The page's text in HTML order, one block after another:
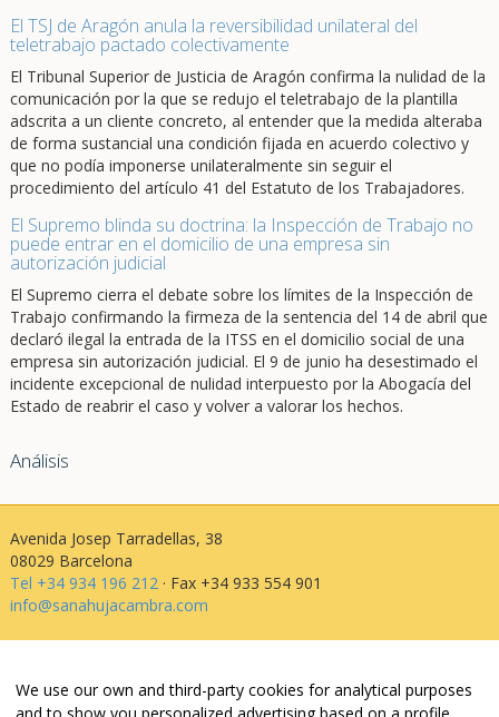
El TSJ de Aragón anula la reversibilidad unilateral del
teletrabajo pactado colectivamente
El Tribunal Superior de Justicia de Aragón confirma la nulidad de la
comunicación por la que se redujo el teletrabajo de la plantilla
adscrita a un cliente concreto, al entender que la medida alteraba
de forma sustancial una condición fijada en acuerdo colectivo y
que no podía imponerse unilateralmente sin seguir el
procedimiento del artículo 41 del Estatuto de los Trabajadores.
El Supremo blinda su doctrina: la Inspección de Trabajo no
puede entrar en el domicilio de una empresa sin
autorización judicial
El Supremo cierra el debate sobre los límites de la Inspección de
Trabajo confirmando la firmeza de la sentencia del 14 de abril que
declaró ilegal la entrada de la ITSS en el domicilio social de una
empresa sin autorización judicial. El 9 de junio ha desestimado el
incidente excepcional de nulidad interpuesto por la Abogacía del
Estado de reabrir el caso y volver a valorar los hechos.
Análisis
Avenida Josep Tarradellas, 38
08029 Barcelona
Tel +34 934 196 212· Fax +34 933 554 901
info@sanahujacambra.com
Política de privacidad
We use our own and third-party cookies for analytical purposes